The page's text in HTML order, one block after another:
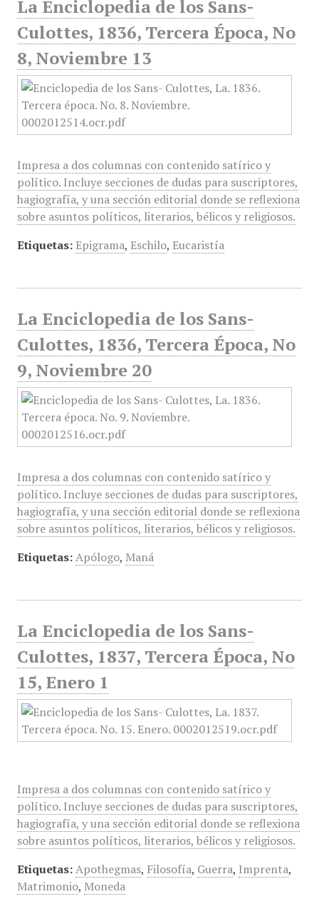
La Enciclopedia de los Sans-
Culottes, 1836, Tercera Época, No
8, Noviembre 13
Impresa a dos columnas con contenido satírico y
político. Incluye secciones de dudas para suscriptores,
hagiografía, y una sección editorial donde se reflexiona
sobre asuntos políticos, literarios, bélicos y religiosos.
Etiquetas: Epigrama, Eschilo, Eucaristía
La Enciclopedia de los Sans-
Culottes, 1836, Tercera Época, No
9, Noviembre 20
Impresa a dos columnas con contenido satírico y
político. Incluye secciones de dudas para suscriptores,
hagiografía, y una sección editorial donde se reflexiona
sobre asuntos políticos, literarios, bélicos y religiosos.
Etiquetas: Apólogo, Maná
La Enciclopedia de los Sans-
Culottes, 1837, Tercera Época, No
15, Enero 1
Impresa a dos columnas con contenido satírico y
político. Incluye secciones de dudas para suscriptores,
hagiografía, y una sección editorial donde se reflexiona
sobre asuntos políticos, literarios, bélicos y religiosos.
Etiquetas: Apothegmas, Filosofía, Guerra, Imprenta,
Matrimonio, Moneda